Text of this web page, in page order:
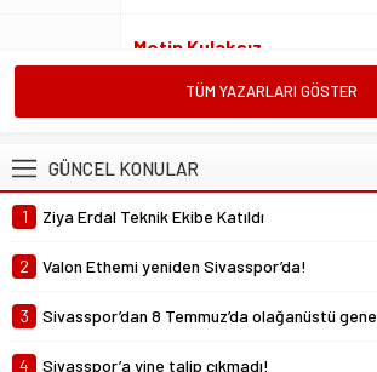
Mustafa Ateş
Böyle ayrılık olmaz
TÜM YAZARLARI GÖSTER
GÜNCEL KONULAR
1 Ziya Erdal Teknik Ekibe Katıldı
2 Valon Ethemi yeniden Sivasspor’da!
3 Sivasspor’dan 8 Temmuz’da olağanüstü
4 Sivasspor’a yine talip çıkmadı!